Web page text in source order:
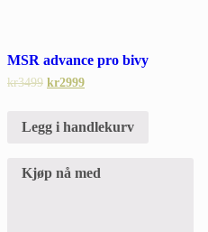
MSR advance pro bivy
kr3499 kr2999
Legg i handlekurv
Kjøp nå med